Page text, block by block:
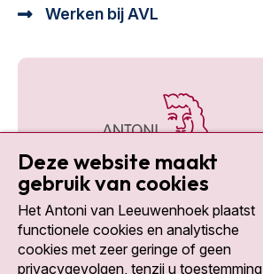
Werken bij AVL
Social media
Deze website maakt
gebruik van cookies
Het Antoni van Leeuwenhoek plaatst
functionele cookies en analytische
cookies met zeer geringe of geen
privacygevolgen, tenzij u toestemming